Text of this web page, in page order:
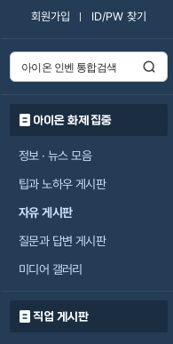
회원가입 ID/PW 찾기
아이온 화제 집중
정보 · 뉴스 모음
팁과 노하우 게시판
자유 게시판
질문과 답변 게시판
미디어 갤러리
직업 게시판